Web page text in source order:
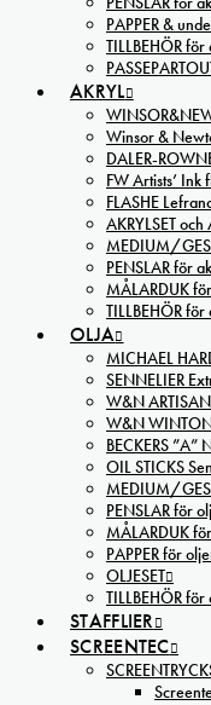
PAPPER &
TILLBEHÖR
AKRYL
Winsor &
DALER-
FW Artists’
FLASHE
AKRYLSET och
MEDIUM/
PENSLAR för
MÅLARDUK
TILLBEHÖR
OLJA
MICHAEL
SENNELIER
W&N
W&N
BECKERS
OIL STICKS
MEDIUM/
PENSLAR för
MÅLARDUK
PAPPER för
OLJESET
TILLBEHÖR
STAFFLIER
SCREENTEC